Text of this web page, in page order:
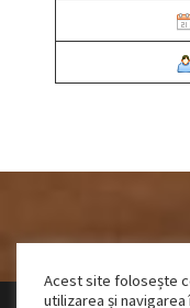
Acest site folosește
utilizarea și